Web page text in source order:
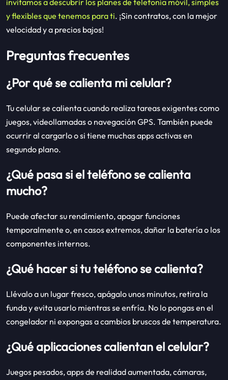
invitamos a descubrir los planes de telefonía móvil, simples
y flexibles que tenemos para ti. ¡Sin contratos, con la mejor
velocidad y a precios bajos!
Preguntas frecuentes
¿Por qué se calienta mi celular?
Tu celular se calienta cuando realiza tareas exigentes como
juegos, videollamadas o navegación GPS. También puede
ocurrir al cargarlo o si tiene muchas apps activas en
segundo plano.
¿Qué pasa si el teléfono se calienta
mucho?
Puede afectar su rendimiento, apagar funciones
temporalmente o, en casos extremos, dañar la batería o los
componentes internos.
¿Qué hacer si tu teléfono se calienta?
Llévalo a un lugar fresco, apágalo unos minutos, retira la
funda y evita usarlo mientras se enfría. No lo pongas en el
congelador ni expongas a cambios bruscos de temperatura.
¿Qué aplicaciones calientan el celular?
Juegos pesados, apps de realidad aumentada, cámaras,